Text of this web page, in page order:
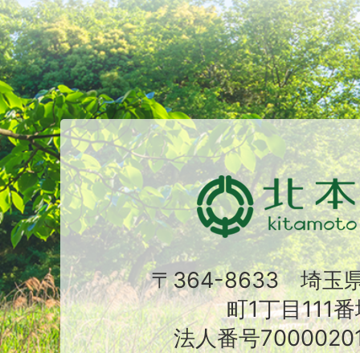
〒364-8633 埼玉
町1丁目111
法人番号